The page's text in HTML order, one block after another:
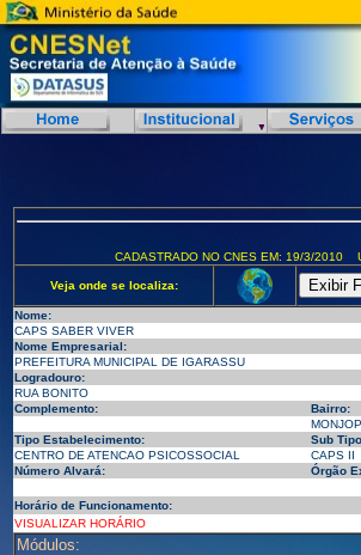
CADASTRADO NO CNES EM: 19/3/2010
Veja onde se localiza:
Nome:
CAPS SABER VIVER
Nome Empresarial:
PREFEITURA MUNICIPAL DE IGARASSU
Logradouro:
RUA BONITO
Complemento:
Bairro:
Tipo Estabelecimento:
Sub
CENTRO DE ATENCAO PSICOSSOCIAL
CAPS II
Número Alvará:
Órgão
Horário de Funcionamento:
VISUALIZAR HORÁRIO
Módulos: